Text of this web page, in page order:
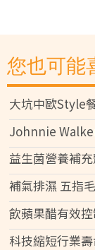
您也可能
大坑中歐Style
Johnnie
益生菌營養補
補氣排濕 五指
飲蘋果醋有效
科技縮短行業